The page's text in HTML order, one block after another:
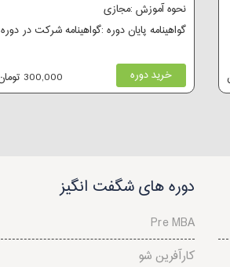
نحوه آموزش :مجازی
گواهینامه پایان دوره :گواهینامه شرکت در دوره
خرید دوره 300,000 تومان
دوره های شگفت انگیز
Pre MBA
کارآفرین شو